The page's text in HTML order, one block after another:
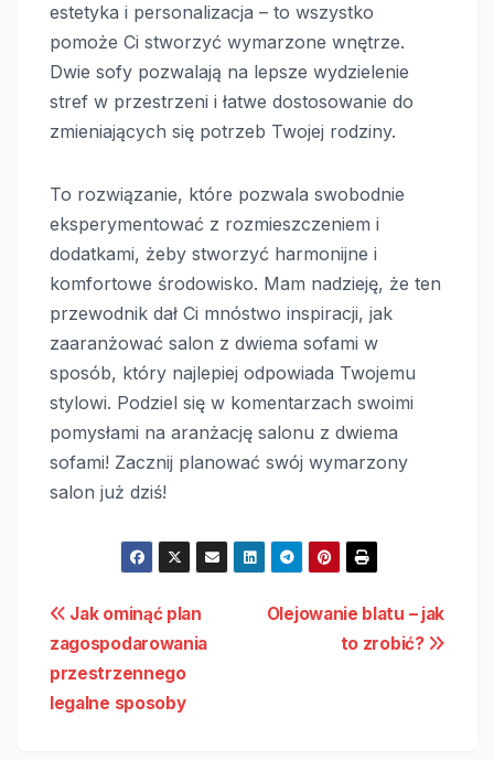
estetyka i personalizacja – to wszystko
pomoże Ci stworzyć wymarzone wnętrze.
Dwie sofy pozwalają na lepsze wydzielenie
stref w przestrzeni i łatwe dostosowanie do
zmieniających się potrzeb Twojej rodziny.
To rozwiązanie, które pozwala swobodnie
eksperymentować z rozmieszczeniem i
dodatkami, żeby stworzyć harmonijne i
komfortowe środowisko. Mam nadzieję, że ten
przewodnik dał Ci mnóstwo inspiracji, jak
zaaranżować salon z dwiema sofami w
sposób, który najlepiej odpowiada Twojemu
stylowi. Podziel się w komentarzach swoimi
pomysłami na aranżację salonu z dwiema
sofami! Zacznij planować swój wymarzony
salon już dziś!
Nawigacja
wpisu
Olejowanie blatu – jak
to zrobić?
Jak ominąć plan
zagospodarowania
przestrzennego
legalne sposoby